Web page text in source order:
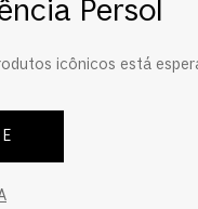
Persol
icônicos está